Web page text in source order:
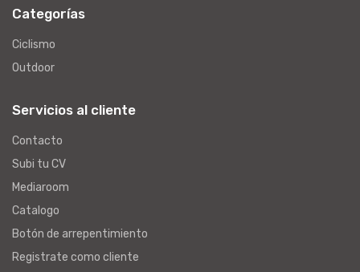
Categorías
Ciclismo
Outdoor
Servicios al cliente
Contacto
Subi tu CV
Mediaroom
Catalogo
Botón de arrepentimiento
Registrate como cliente